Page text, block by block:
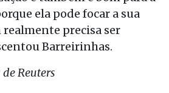
ela pode focar a sua
precisa ser
Barreirinhas.
Reuters